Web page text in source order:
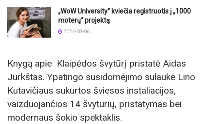
„WoW University“ kviečia registruotis į „1000
moterų“ projektą
2026-08-06
Knygą apie Klaipėdos švytūrį pristatė Aidas
Jurkštas. Ypatingo susidomėjimo sulaukė Lino
Kutavičiaus sukurtos šviesos instaliacijos,
vaizduojančios 14 švyturių, pristatymas bei
modernaus šokio spektaklis.